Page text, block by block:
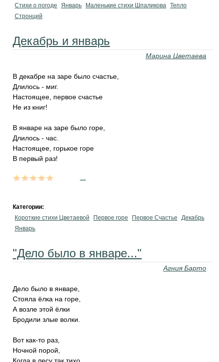
Стихи о погоде
Январь Маленькие стихи Шпаликова Тепло
Стронций
Декабрь и январь
Марина Цветаева
В декабре на заре было счастье,
Длилось - миг.
Настоящее, первое счастье
Не из книг!
В январе на заре было горе,
Длилось - час.
Настоящее, горькое горе
В первый раз!
Категории:
Короткие стихи Цветаевой
Первое горе Первое Счастье
Декабрь
Январь
"Дело было в январе..."
Агния Барто
Дело было в январе,
Стояла ёлка на горе,
А возле этой ёлки
Бродили злые волки.
Вот как-то раз,
Ночной порой,